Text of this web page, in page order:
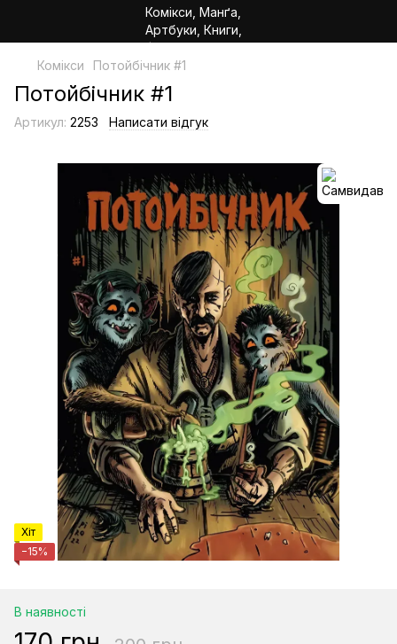
Комікси Потойбічник #1
Потойбічник #1
Артикул: 2253 Написати відгук
Хіт
−15%
В наявності